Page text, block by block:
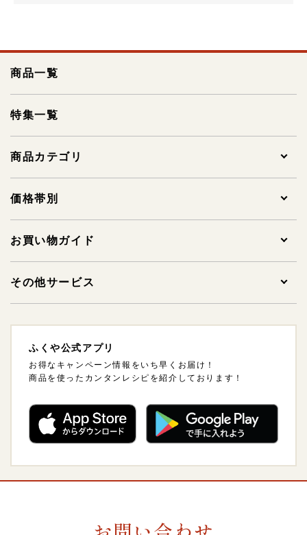
商品一覧
特集一覧
商品カテゴリ
全ての商品
贈答用明太子
家庭用明太子
その他明太子
ギフトセット
ご飯のおとも
価格帯別
1,000円未満
1,000～1,999円
2,000～2,999円
3,000～3,999円
4,000～4,999円
お買い物ガイド
ご注文について
支払方法・支払い時期・領収書について
配送方法・送料について
熨斗（のし）・包装について
その他サービス
法人様ギフトサービスについて
海外発送について
卸販売について
ふくや公式アプリ
お得なキャンペーン情報をいち早くお届け！
商品を使ったカンタンレシピを紹介しております！